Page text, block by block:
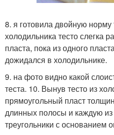
8. я готовила двойную норму
холодильника тесто слегка
пласта, пока из одного
дожидался в холодильнике.
9. на фото видно какой
теста. 10. Вынув тесто из
прямоугольный пласт
длинных полосы и каждую из
треугольники с основанием